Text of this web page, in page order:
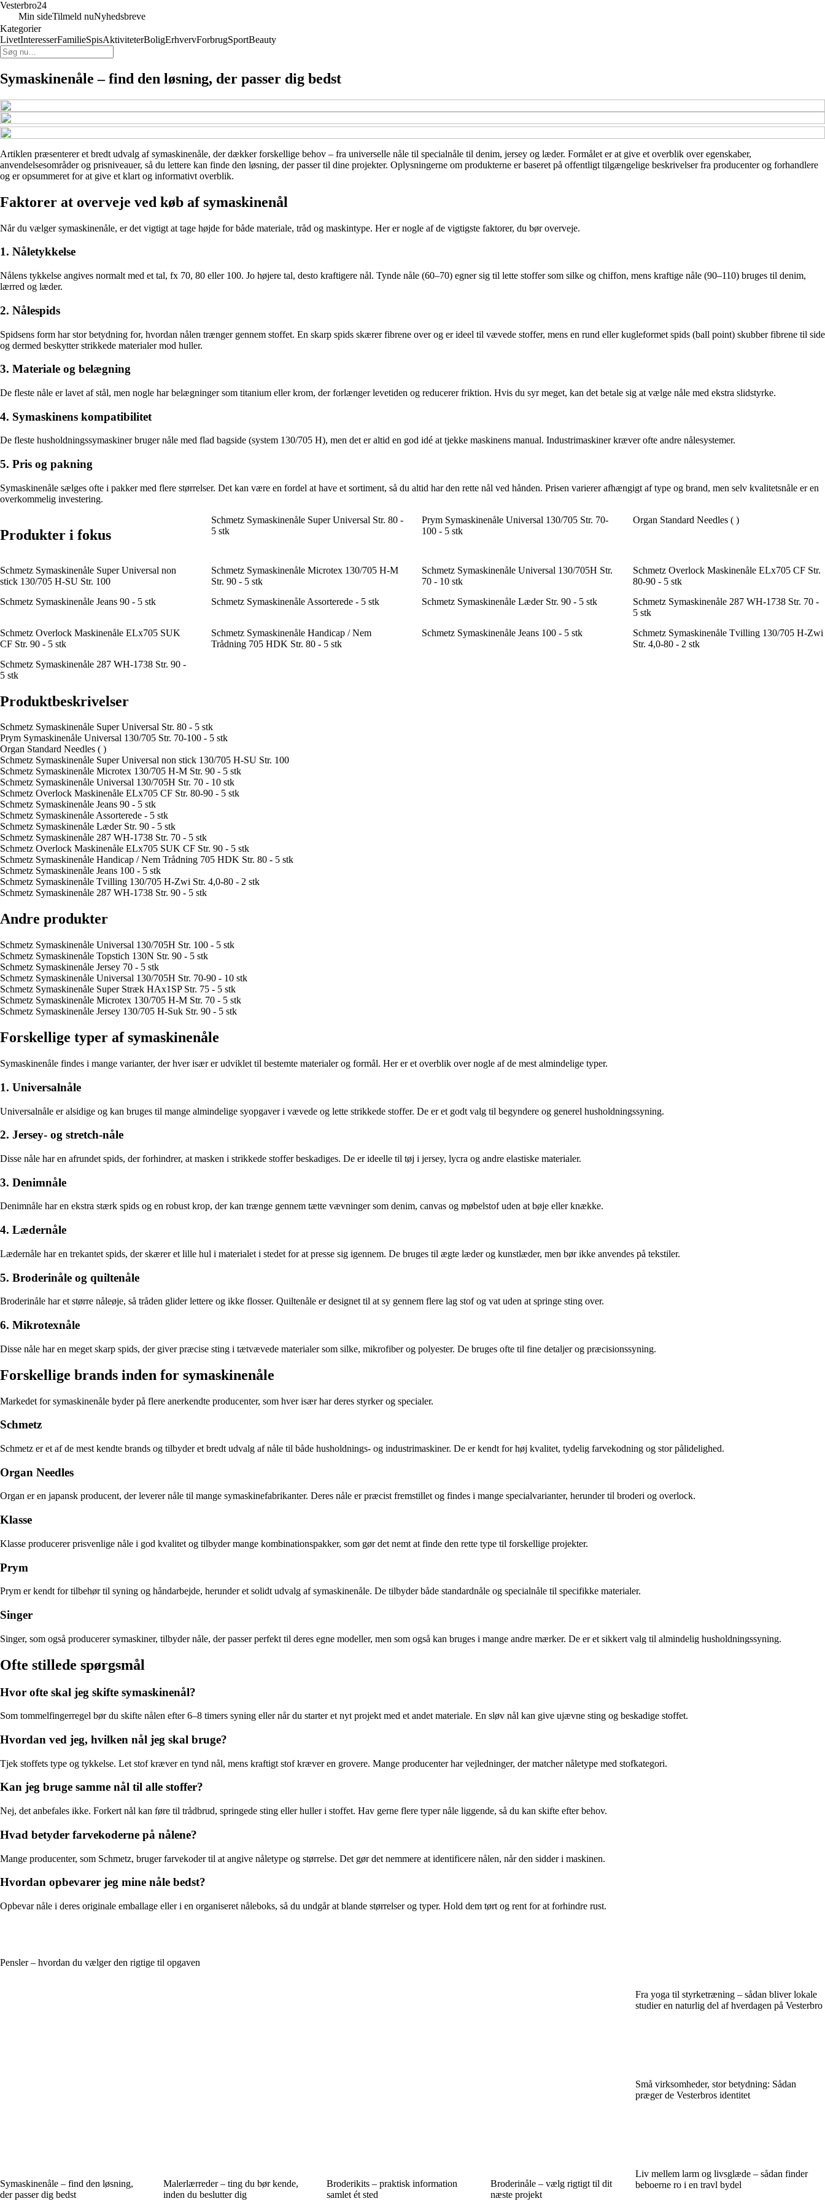
Vesterbro24
Min sideTilmeld nuNyhedsbreve
Kategorier
LivetInteresserFamilieSpisAktiviteterBoligErhvervForbrugSportBeauty
Symaskinenåle – find den løsning, der passer dig bedst
Artiklen præsenterer et bredt udvalg af symaskinenåle, der dækker forskellige behov – fra universelle nåle til specialnåle til denim, jersey og læder. Formålet er at give et overblik over egenskaber,
anvendelsesområder og prisniveauer, så du lettere kan finde den løsning, der passer til dine projekter. Oplysningerne om produkterne er baseret på offentligt tilgængelige beskrivelser fra producenter og forhandlere
og er opsummeret for at give et klart og informativt overblik.
Faktorer at overveje ved køb af symaskinenål
Når du vælger symaskinenåle, er det vigtigt at tage højde for både materiale, tråd og maskintype. Her er nogle af de vigtigste faktorer, du bør overveje.
1. Nåletykkelse
Nålens tykkelse angives normalt med et tal, fx 70, 80 eller 100. Jo højere tal, desto kraftigere nål. Tynde nåle (60–70) egner sig til lette stoffer som silke og chiffon, mens kraftige nåle (90–110) bruges til denim,
lærred og læder.
2. Nålespids
Spidsens form har stor betydning for, hvordan nålen trænger gennem stoffet. En skarp spids skærer fibrene over og er ideel til vævede stoffer, mens en rund eller kugleformet spids (ball point) skubber fibrene til side
og dermed beskytter strikkede materialer mod huller.
3. Materiale og belægning
De fleste nåle er lavet af stål, men nogle har belægninger som titanium eller krom, der forlænger levetiden og reducerer friktion. Hvis du syr meget, kan det betale sig at vælge nåle med ekstra slidstyrke.
4. Symaskinens kompatibilitet
De fleste husholdningssymaskiner bruger nåle med flad bagside (system 130/705 H), men det er altid en god idé at tjekke maskinens manual. Industrimaskiner kræver ofte andre nålesystemer.
5. Pris og pakning
Symaskinenåle sælges ofte i pakker med flere størrelser. Det kan være en fordel at have et sortiment, så du altid har den rette nål ved hånden. Prisen varierer afhængigt af type og brand, men selv kvalitetsnåle er en
overkommelig investering.
Produkter i fokus
Schmetz Symaskinenåle Super Universal Str. 80 -
5 stk
Prym Symaskinenåle Universal 130/705 Str. 70-
100 - 5 stk
Organ Standard Needles ( )
Schmetz Symaskinenåle Super Universal non
stick 130/705 H-SU Str. 100
Schmetz Symaskinenåle Microtex 130/705 H-M
Str. 90 - 5 stk
Schmetz Symaskinenåle Universal 130/705H Str.
70 - 10 stk
Schmetz Overlock Maskinenåle ELx705 CF Str.
80-90 - 5 stk
Schmetz Symaskinenåle Jeans 90 - 5 stk
Schmetz Symaskinenåle Assorterede - 5 stk Schmetz Symaskinenåle Læder Str. 90 - 5 stk
Schmetz Symaskinenåle 287 WH-1738 Str. 70 -
5 stk
Schmetz Overlock Maskinenåle ELx705 SUK
CF Str. 90 - 5 stk
Schmetz Symaskinenåle Handicap / Nem
Trådning 705 HDK Str. 80 - 5 stk
Schmetz Symaskinenåle Jeans 100 - 5 stk
Schmetz Symaskinenåle Tvilling 130/705 H-Zwi
Str. 4,0-80 - 2 stk
Schmetz Symaskinenåle 287 WH-1738 Str. 90 -
5 stk
Produktbeskrivelser
Schmetz Symaskinenåle Super Universal Str. 80 - 5 stk
Prym Symaskinenåle Universal 130/705 Str. 70-100 - 5 stk
Organ Standard Needles ( )
Schmetz Symaskinenåle Super Universal non stick 130/705 H-SU Str. 100
Schmetz Symaskinenåle Microtex 130/705 H-M Str. 90 - 5 stk
Schmetz Symaskinenåle Universal 130/705H Str. 70 - 10 stk
Schmetz Overlock Maskinenåle ELx705 CF Str. 80-90 - 5 stk
Schmetz Symaskinenåle Jeans 90 - 5 stk
Schmetz Symaskinenåle Assorterede - 5 stk
Schmetz Symaskinenåle Læder Str. 90 - 5 stk
Schmetz Symaskinenåle 287 WH-1738 Str. 70 - 5 stk
Schmetz Overlock Maskinenåle ELx705 SUK CF Str. 90 - 5 stk
Schmetz Symaskinenåle Handicap / Nem Trådning 705 HDK Str. 80 - 5 stk
Schmetz Symaskinenåle Jeans 100 - 5 stk
Schmetz Symaskinenåle Tvilling 130/705 H-Zwi Str. 4,0-80 - 2 stk
Schmetz Symaskinenåle 287 WH-1738 Str. 90 - 5 stk
Andre produkter
Schmetz Symaskinenåle Universal 130/705H Str. 100 - 5 stk
Schmetz Symaskinenåle Topstich 130N Str. 90 - 5 stk
Schmetz Symaskinenåle Jersey 70 - 5 stk
Schmetz Symaskinenåle Universal 130/705H Str. 70-90 - 10 stk
Schmetz Symaskinenåle Super Stræk HAx1SP Str. 75 - 5 stk
Schmetz Symaskinenåle Microtex 130/705 H-M Str. 70 - 5 stk
Schmetz Symaskinenåle Jersey 130/705 H-Suk Str. 90 - 5 stk
Forskellige typer af symaskinenåle
Symaskinenåle findes i mange varianter, der hver især er udviklet til bestemte materialer og formål. Her er et overblik over nogle af de mest almindelige typer.
1. Universalnåle
Universalnåle er alsidige og kan bruges til mange almindelige syopgaver i vævede og lette strikkede stoffer. De er et godt valg til begyndere og generel husholdningssyning.
2. Jersey- og stretch-nåle
Disse nåle har en afrundet spids, der forhindrer, at masken i strikkede stoffer beskadiges. De er ideelle til tøj i jersey, lycra og andre elastiske materialer.
3. Denimnåle
Denimnåle har en ekstra stærk spids og en robust krop, der kan trænge gennem tætte vævninger som denim, canvas og møbelstof uden at bøje eller knække.
4. Lædernåle
Lædernåle har en trekantet spids, der skærer et lille hul i materialet i stedet for at presse sig igennem. De bruges til ægte læder og kunstlæder, men bør ikke anvendes på tekstiler.
5. Broderinåle og quiltenåle
Broderinåle har et større nåleøje, så tråden glider lettere og ikke flosser. Quiltenåle er designet til at sy gennem flere lag stof og vat uden at springe sting over.
6. Mikrotexnåle
Disse nåle har en meget skarp spids, der giver præcise sting i tætvævede materialer som silke, mikrofiber og polyester. De bruges ofte til fine detaljer og præcisionssyning.
Forskellige brands inden for symaskinenåle
Markedet for symaskinenåle byder på flere anerkendte producenter, som hver især har deres styrker og specialer.
Schmetz
Schmetz er et af de mest kendte brands og tilbyder et bredt udvalg af nåle til både husholdnings- og industrimaskiner. De er kendt for høj kvalitet, tydelig farvekodning og stor pålidelighed.
Organ Needles
Organ er en japansk producent, der leverer nåle til mange symaskinefabrikanter. Deres nåle er præcist fremstillet og findes i mange specialvarianter, herunder til broderi og overlock.
Klasse
Klasse producerer prisvenlige nåle i god kvalitet og tilbyder mange kombinationspakker, som gør det nemt at finde den rette type til forskellige projekter.
Prym
Prym er kendt for tilbehør til syning og håndarbejde, herunder et solidt udvalg af symaskinenåle. De tilbyder både standardnåle og specialnåle til specifikke materialer.
Singer
Singer, som også producerer symaskiner, tilbyder nåle, der passer perfekt til deres egne modeller, men som også kan bruges i mange andre mærker. De er et sikkert valg til almindelig husholdningssyning.
Ofte stillede spørgsmål
Hvor ofte skal jeg skifte symaskinenål?
Som tommelfingerregel bør du skifte nålen efter 6–8 timers syning eller når du starter et nyt projekt med et andet materiale. En sløv nål kan give ujævne sting og beskadige stoffet.
Hvordan ved jeg, hvilken nål jeg skal bruge?
Tjek stoffets type og tykkelse. Let stof kræver en tynd nål, mens kraftigt stof kræver en grovere. Mange producenter har vejledninger, der matcher nåletype med stofkategori.
Kan jeg bruge samme nål til alle stoffer?
Nej, det anbefales ikke. Forkert nål kan føre til trådbrud, springede sting eller huller i stoffet. Hav gerne flere typer nåle liggende, så du kan skifte efter behov.
Hvad betyder farvekoderne på nålene?
Mange producenter, som Schmetz, bruger farvekoder til at angive nåletype og størrelse. Det gør det nemmere at identificere nålen, når den sidder i maskinen.
Hvordan opbevarer jeg mine nåle bedst?
Opbevar nåle i deres originale emballage eller i en organiseret nåleboks, så du undgår at blande størrelser og typer. Hold dem tørt og rent for at forhindre rust.
Pensler – hvordan du vælger den rigtige til opgaven
Symaskinenåle – find den løsning,
der passer dig bedst
Malerlærreder – ting du bør kende,
inden du beslutter dig
Broderikits – praktisk information
samlet ét sted
Broderinåle – vælg rigtigt til dit
næste projekt
Fra yoga til styrketræning – sådan bliver lokale
studier en naturlig del af hverdagen på Vesterbro
Små virksomheder, stor betydning: Sådan
præger de Vesterbros identitet
Liv mellem larm og livsglæde – sådan finder
beboerne ro i en travl bydel